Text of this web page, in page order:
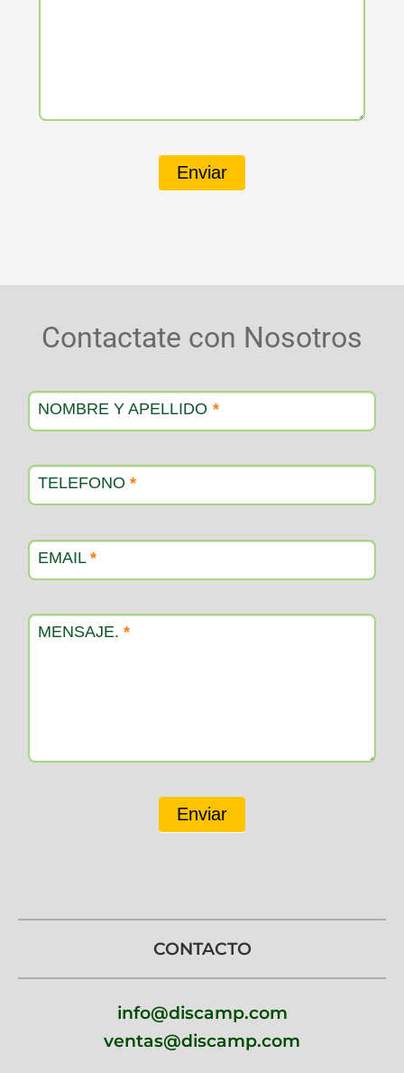
Enviar
Contactate con Nosotros
producto
NOMBRE Y APELLIDO*
TELEFONO*
EMAIL*
MENSAJE.*
Enviar
CONTACTO
info@discamp.com
ventas@discamp.com